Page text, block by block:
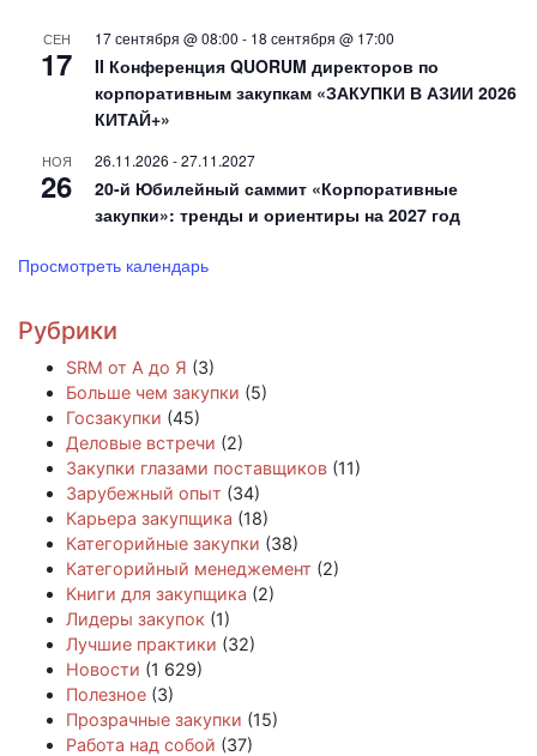
СЕН
17
17 сентября @ 08:00 - 18 сентября @ 17:00
II Конференция QUORUM директоров по
корпоративным закупкам «ЗАКУПКИ В АЗИИ 2026
КИТАЙ+»
НОЯ
26
26.11.2026 -27.11.2027
20-й Юбилейный саммит «Корпоративные
закупки»: тренды и ориентиры на 2027 год
Просмотреть календарь
Рубрики
SRM от А до Я (3)
Больше чем закупки (5)
Госзакупки (45)
Деловые встречи (2)
Закупки глазами поставщиков (11)
Зарубежный опыт (34)
Карьера закупщика (18)
Категорийные закупки (38)
Категорийный менеджемент (2)
Книги для закупщика (2)
Лидеры закупок (1)
Лучшие практики (32)
Новости (1 629)
Полезное (3)
Прозрачные закупки (15)
Работа над собой (37)